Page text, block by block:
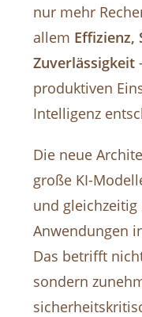
nur mehr
allem Effizienz,
Zuverlässigkeit
produktiven
Intelligenz
Die neue
große KI-
und gleichzeitig
Anwendungen
Das betrifft
sondern